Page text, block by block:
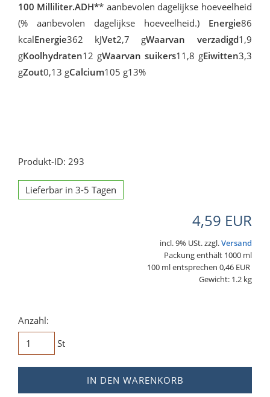
100 Milliliter.ADH** aanbevolen dagelijkse hoeveelheid
(% aanbevolen dagelijkse hoeveelheid.) Energie86
kcalEnergie362 kJVet2,7 gWaarvan verzadigd1,9
gKoolhydraten12 gWaarvan suikers11,8 gEiwitten3,3
gZout0,13 gCalcium105 g13%
Produkt-ID: 293
Lieferbar in 3-5 Tagen
4,59 EUR
incl. 9% USt. zzgl.Versand
Packung enthält 1000 ml
100 ml entsprechen 0,46 EUR
Gewicht: 1.2 kg
Anzahl:
St
IN DEN WARENKORB